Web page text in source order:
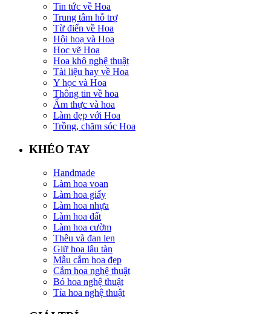
Tin tức về Hoa
Trung tâm hỗ trợ
Từ điển về Hoa
Hội hoạ và Hoa
Học vẽ Hoa
Hoa khô nghệ thuật
Tài liệu hay về Hoa
Y học và Hoa
Thông tin về hoa
Ẩm thực và hoa
Làm đẹp với Hoa
Trồng, chăm sóc Hoa
KHÉO TAY
Handmade
Làm hoa voan
Làm hoa giấy
Làm hoa nhựa
Làm hoa đất
Làm hoa cườm
Thêu và đan len
Giữ hoa lâu tàn
Mẫu cắm hoa đẹp
Cắm hoa nghệ thuật
Bó hoa nghệ thuật
Tỉa hoa nghệ thuật